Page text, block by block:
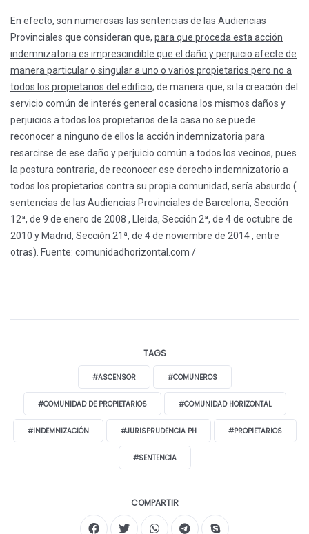
En efecto, son numerosas las sentencias de las Audiencias
Provinciales que consideran que, para que proceda esta acción
indemnizatoria es imprescindible que el daño y perjuicio afecte de
manera particular o singular a uno o varios propietarios pero no a
todos los propietarios del edificio; de manera que, si la creación del
servicio común de interés general ocasiona los mismos daños y
perjuicios a todos los propietarios de la casa no se puede
reconocer a ninguno de ellos la acción indemnizatoria para
resarcirse de ese daño y perjuicio común a todos los vecinos, pues
la postura contraria, de reconocer ese derecho indemnizatorio a
todos los propietarios contra su propia comunidad, sería absurdo (
sentencias de las Audiencias Provinciales de Barcelona, Sección
12ª, de 9 de enero de 2008 , Lleida, Sección 2ª, de 4 de octubre de
2010 y Madrid, Sección 21ª, de 4 de noviembre de 2014 , entre
otras). Fuente: comunidadhorizontal.com /
TAGS
#ASCENSOR #COMUNEROS
#COMUNIDAD DE PROPIETARIOS #COMUNIDAD HORIZONTAL
#INDEMNIZACIÓN #JURISPRUDENCIA PH #PROPIETARIOS
#SENTENCIA
COMPARTIR